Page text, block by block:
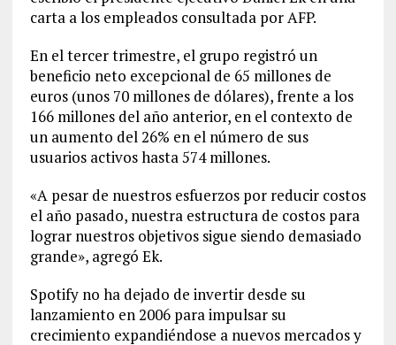
carta a los empleados consultada por AFP.
En el tercer trimestre, el grupo registró un
beneficio neto excepcional de 65 millones de
euros (unos 70 millones de dólares), frente a los
166 millones del año anterior, en el contexto de
un aumento del 26% en el número de sus
usuarios activos hasta 574 millones.
«A pesar de nuestros esfuerzos por reducir costos
el año pasado, nuestra estructura de costos para
lograr nuestros objetivos sigue siendo demasiado
grande», agregó Ek.
Spotify no ha dejado de invertir desde su
lanzamiento en 2006 para impulsar su
crecimiento expandiéndose a nuevos mercados y